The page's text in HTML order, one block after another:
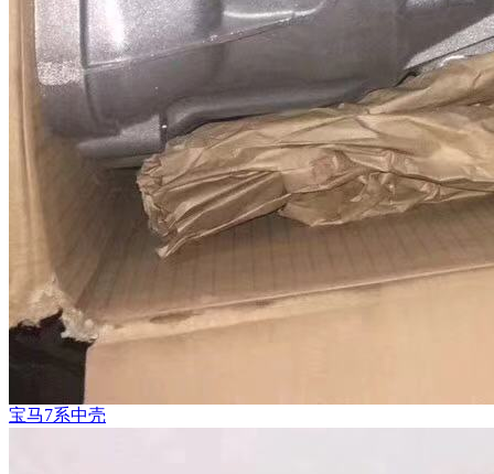
宝马7系中壳